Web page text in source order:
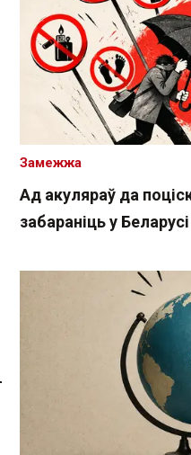
Спасылка без VPN
Ад акуляраў да
забараніць у Беларусі
Замежжа